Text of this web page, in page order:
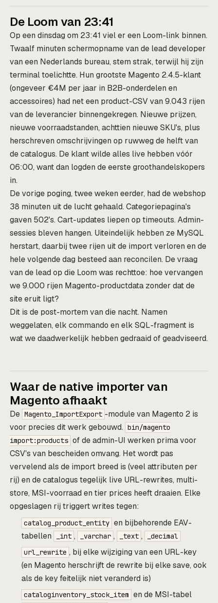
De Loom van 23:41
Op een dinsdag om 23:41 viel er een Loom-link binnen.
Twaalf minuten schermopname van de lead developer
van een Nederlands bureau, stem strak, terwijl hij zijn
terminal toelichtte. Hun grootste Magento 2.4.5-klant
(ongeveer €4M per jaar in B2B-onderdelen en
accessoires) had net een product-CSV van 9.043 rijen
van de leverancier binnengekregen. Nieuwe prijzen,
nieuwe voorraadstanden, achttien nieuwe SKU's, plus
herschreven omschrijvingen op ruwweg de helft van
de catalogus. De klant wilde alles live hebben vóór
06:00, want dan logden de eerste groothandelskopers
in.
De vorige poging, twee weken eerder, had de webshop
38 minuten uit de lucht gehaald. Categoriepagina's
gaven 502's. Cart-updates liepen op timeouts. Admin-
sessies bleven hangen. Uiteindelijk hebben ze MySQL
herstart, daarbij twee rijen uit de import verloren en de
hele volgende dag besteed aan reconcilen. De vraag
van de lead op die Loom was rechttoe: hoe vervangen
we 9.000 rijen Magento-productdata zonder dat de
site eruit ligt?
Dit is de post-mortem van die nacht. Namen
weggelaten, elk commando en elk SQL-fragment is
wat we daadwerkelijk hebben gedraaid of geadviseerd.
Waar de native importer van
Magento afhaakt
De Magento_ImportExport -module van Magento 2 is
voor precies dit werk gebouwd. bin/magento
import:products of de admin-UI werken prima voor
CSV's van bescheiden omvang. Het wordt pas
vervelend als de import breed is (veel attributen per
rij) en de catalogus tegelijk live URL-rewrites, multi-
store, MSI-voorraad en tier prices heeft draaien. Elke
opgeslagen rij triggert writes tegen:
catalog_product_entity en bijbehorende EAV-
tabellen
_int , _varchar , _text ,
_decimal
url_rewrite , bij elke wijziging van een URL-key
(en Magento herschrijft de rewrite bij elke save, ook
als de key feitelijk niet veranderd is)
cataloginventory_stock_item en de MSI-tabel